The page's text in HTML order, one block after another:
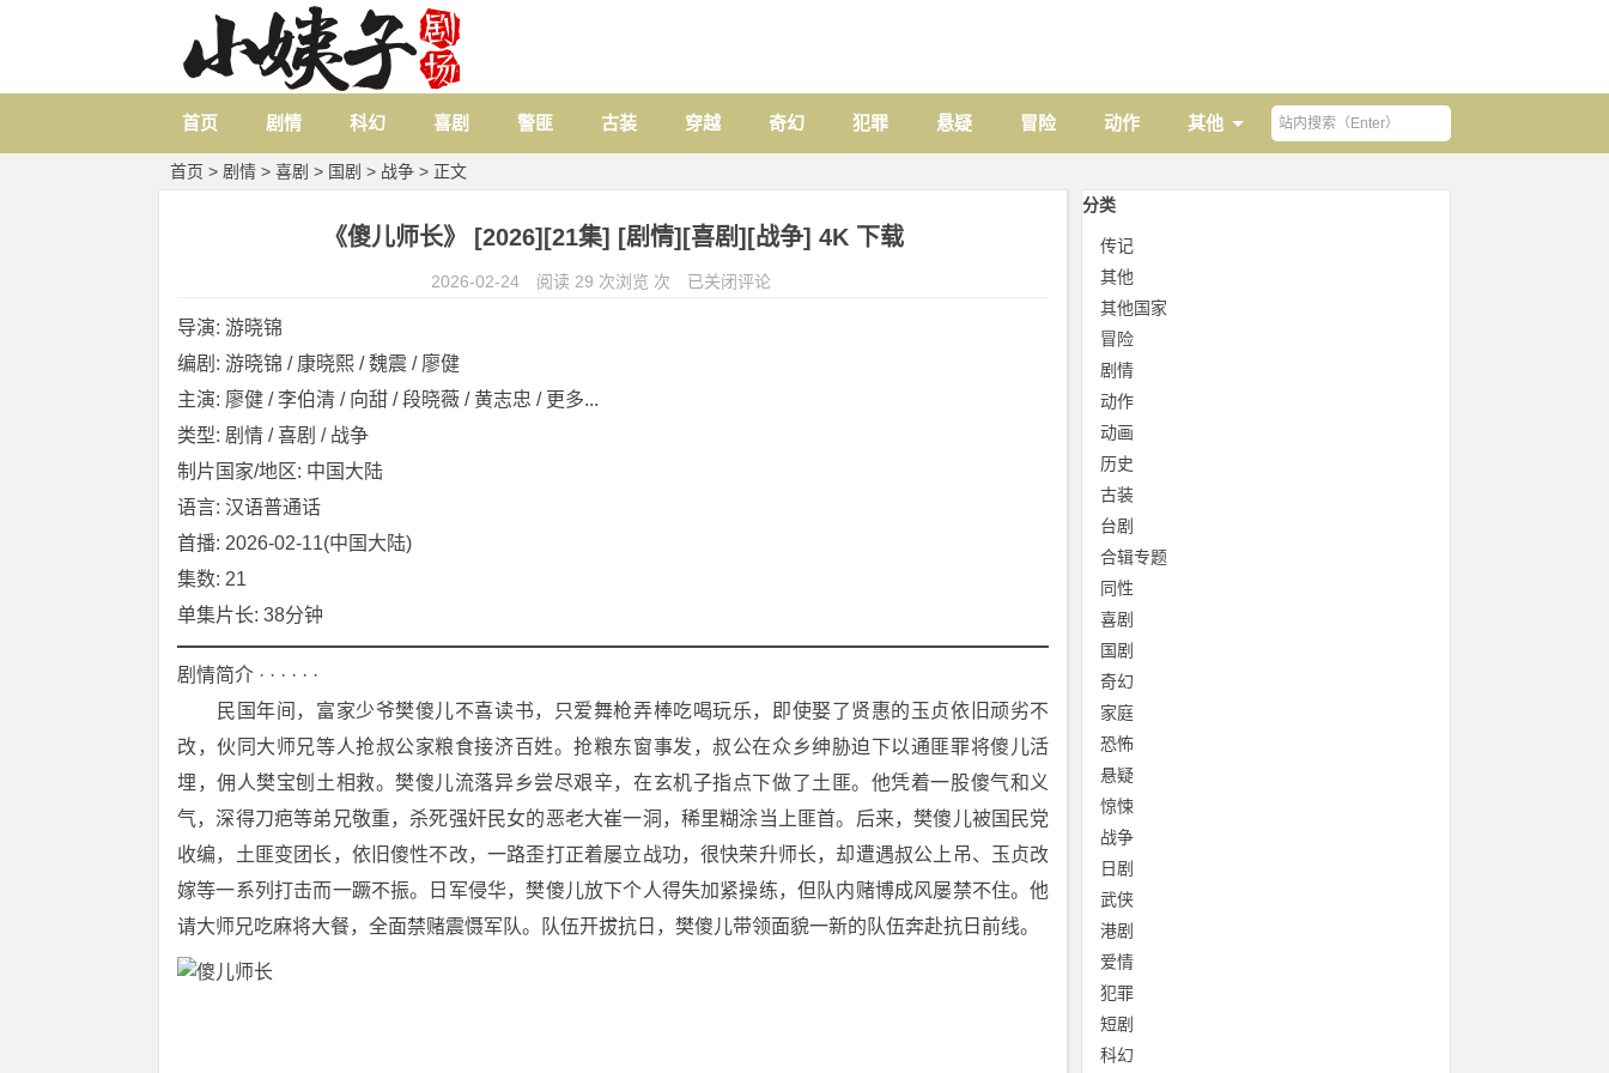
首页 剧情 科幻 喜剧 警匪 古装 穿越 奇幻 犯罪 悬疑 冒险 动作 其他
首页 > 剧情 > 喜剧 > 国剧 > 战争 > 正文
《傻儿师长》 [2026][21集] [剧情][喜剧][战争] 4K 下载
2026-02-24 阅读 29 次浏览 次 已关闭评论
导演: 游晓锦
编剧: 游晓锦 / 康晓熙 / 魏震 / 廖健
主演: 廖健 / 李伯清 / 向甜 / 段晓薇 / 黄志忠 / 更多...
类型: 剧情 / 喜剧 / 战争
制片国家/地区: 中国大陆
语言: 汉语普通话
首播: 2026-02-11(中国大陆)
集数: 21
单集片长: 38分钟
剧情简介 · · · · · ·
民国年间，富家少爷樊傻儿不喜读书，只爱舞枪弄棒吃喝玩乐，即使娶了贤惠的玉贞依旧顽劣不
改，伙同大师兄等人抢叔公家粮食接济百姓。抢粮东窗事发，叔公在众乡绅胁迫下以通匪罪将傻儿活
埋，佣人樊宝刨土相救。樊傻儿流落异乡尝尽艰辛，在玄机子指点下做了土匪。他凭着一股傻气和义
气，深得刀疤等弟兄敬重，杀死强奸民女的恶老大崔一洞，稀里糊涂当上匪首。后来，樊傻儿被国民党
收编，土匪变团长，依旧傻性不改，一路歪打正着屡立战功，很快荣升师长，却遭遇叔公上吊、玉贞改
嫁等一系列打击而一蹶不振。日军侵华，樊傻儿放下个人得失加紧操练，但队内赌博成风屡禁不住。他
请大师兄吃麻将大餐，全面禁赌震慑军队。队伍开拔抗日，樊傻儿带领面貌一新的队伍奔赴抗日前线。
分类
传记
其他
其他国家
冒险
剧情
动作
动画
历史
古装
台剧
合辑专题
同性
喜剧
国剧
奇幻
家庭
恐怖
悬疑
惊悚
战争
日剧
武侠
港剧
爱情
犯罪
短剧
科幻